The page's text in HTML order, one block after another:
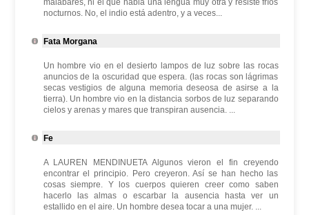
malabares, ni el que habla una lengua muy otra y resiste fríos
nocturnos. No, el indio está adentro, y a veces...
Fata Morgana
Un hombre vio en el desierto lampos de luz sobre las rocas
anuncios de la oscuridad que espera. (las rocas son lágrimas
secas vestigios de alguna memoria deseosa de asirse a la
tierra). Un hombre vio en la distancia sorbos de luz separando
cielos y arenas y mares que transpiran ausencia. ...
Fe
A LAUREN MENDINUETA Algunos vieron el fin creyendo
encontrar el principio. Pero creyeron. Así se han hecho las
cosas siempre. Y los cuerpos quieren creer como saben
hacerlo las almas o escarbar la ausencia hasta ver un
estallido en el aire. Un hombre desea tocar a una mujer. ...